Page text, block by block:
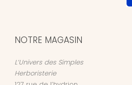
NOTRE MAGASIN
L’Univers des Simples
Herboristerie